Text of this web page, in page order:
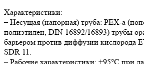
Характеристики:
– Несущая (напорная) труба: РЕХ-а
полиэтилен, DIN 16892/16893) трубы
барьером против диффузии кислорода
SDR 11.
– Рабочие характеристики: +95°С при